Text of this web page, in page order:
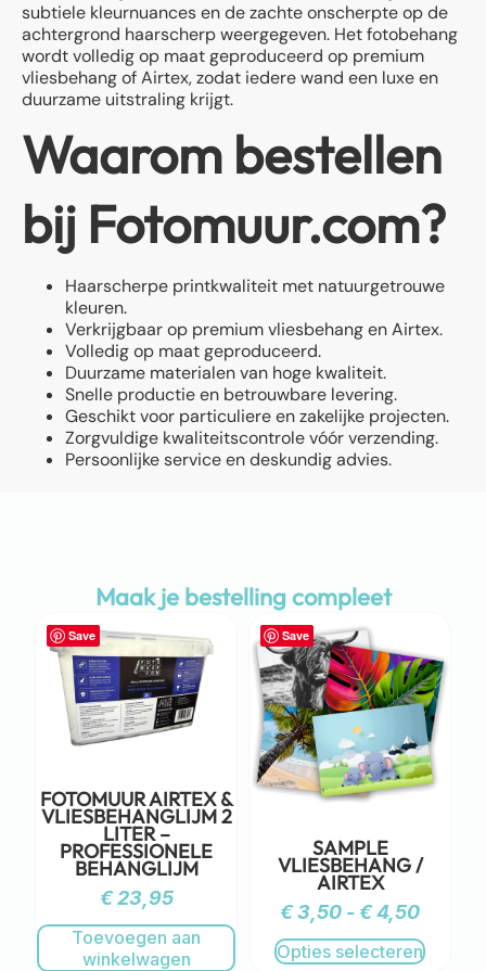
subtiele kleurnuances en de zachte onscherpte op de
achtergrond haarscherp weergegeven. Het fotobehang
wordt volledig op maat geproduceerd op premium
vliesbehang of Airtex, zodat iedere wand een luxe en
duurzame uitstraling krijgt.
Waarom bestellen
bij Fotomuur.com?
Haarscherpe printkwaliteit met natuurgetrouwe
kleuren.
Verkrijgbaar op premium vliesbehang en Airtex.
Volledig op maat geproduceerd.
Duurzame materialen van hoge kwaliteit.
Snelle productie en betrouwbare levering.
Geschikt voor particuliere en zakelijke projecten.
Zorgvuldige kwaliteitscontrole vóór verzending.
Persoonlijke service en deskundig advies.
Maak je bestelling compleet
Save
FOTOMUUR AIRTEX &
VLIESBEHANGLIJM 2
LITER –
PROFESSIONELE
BEHANGLIJM
€23,95
Toevoegen aan
winkelwagen
Save
SAMPLE
VLIESBEHANG /
AIRTEX
€3,50 - €4,50
Opties selecteren